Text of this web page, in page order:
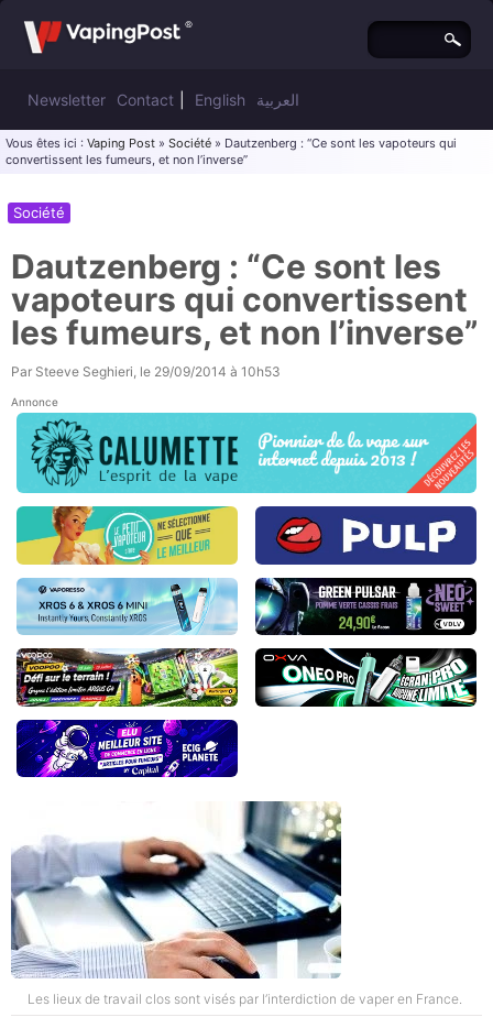
Newsletter Contact English العربية
Vous êtes ici : Vaping Post » Société » Dautzenberg : “Ce sont les vapoteurs qui
convertissent les fumeurs, et non l’inverse”
Société
Dautzenberg : “Ce sont les
vapoteurs qui convertissent
les fumeurs, et non l’inverse”
Par Steeve Seghieri, le 29/09/2014 à 10h53
Annonce
Les lieux de travail clos sont visés par l’interdiction de vaper en France.